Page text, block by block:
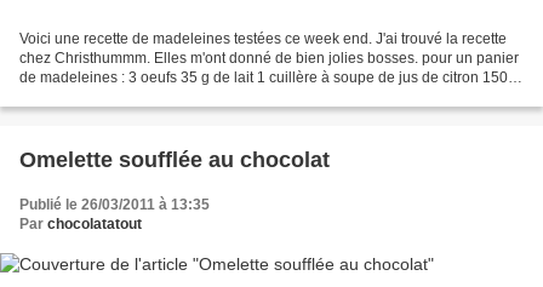
Voici une recette de madeleines testées ce week end. J'ai trouvé la recette
chez Christhummm. Elles m'ont donné de bien jolies bosses. pour un panier
de madeleines : 3 oeufs 35 g de lait 1 cuillère à soupe de jus de citron 150 g
Omelette soufflée au chocolat
Publié le 26/03/2011 à 13:35
Par chocolatatout